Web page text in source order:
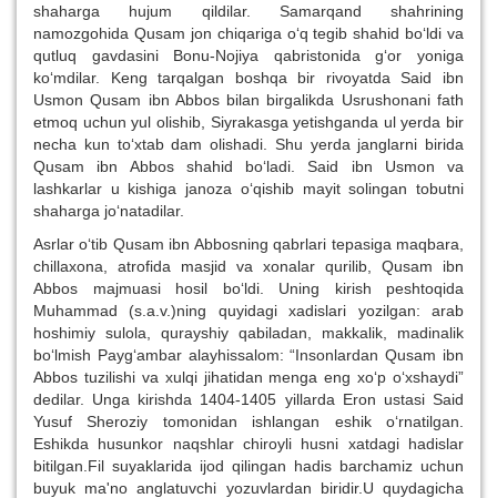
shaharga hujum qildilar. Samarqand shahrining
namozgohida Qusam jon chiqariga o‘q tegib shahid bo‘ldi va
qutluq gavdasini Bonu-Nojiya qabristonida g‘or yoniga
ko‘mdilar. Keng tarqalgan boshqa bir rivoyatda Said ibn
Usmon Qusam ibn Abbos bilan birgalikda Usrushonani fath
etmoq uchun yul olishib, Siyrakasga yetishganda ul yerda bir
necha kun to‘xtab dam olishadi. Shu yerda janglarni birida
Qusam ibn Abbos shahid bo‘ladi. Said ibn Usmon va
lashkarlar u kishiga janoza o‘qishib mayit solingan tobutni
shaharga jo‘natadilar.
Asrlar o‘tib Qusam ibn Abbosning qabrlari tepasiga maqbara,
chillaxona, atrofida masjid va xonalar qurilib, Qusam ibn
Abbos majmuasi hosil bo‘ldi. Uning kirish peshtoqida
Muhammad (s.a.v.)ning quyidagi xadislari yozilgan: arab
hoshimiy sulola, qurayshiy qabiladan, makkalik, madinalik
bo‘lmish Payg‘ambar alayhissalom: “Insonlardan Qusam ibn
Abbos tuzilishi va xulqi jihatidan menga eng xo‘p o‘xshaydi”
dedilar. Unga kirishda 1404-1405 yillarda Eron ustasi Said
Yusuf Sheroziy tomonidan ishlangan eshik o‘rnatilgan.
Eshikda husunkor naqshlar chiroyli husni xatdagi hadislar
bitilgan.Fil suyaklarida ijod qilingan hadis barchamiz uchun
buyuk ma'no anglatuvchi yozuvlardan biridir.U quydagicha